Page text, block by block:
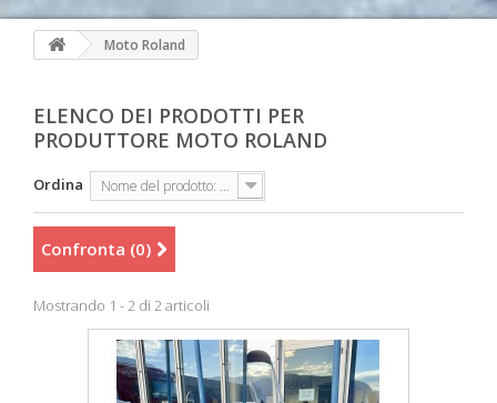
Moto Roland
ELENCO DEI PRODOTTI PER
PRODUTTORE MOTO ROLAND
Ordina Nome del prodotto: dalla A alla Z
Confronta (0)
Mostrando 1 - 2 di 2 articoli